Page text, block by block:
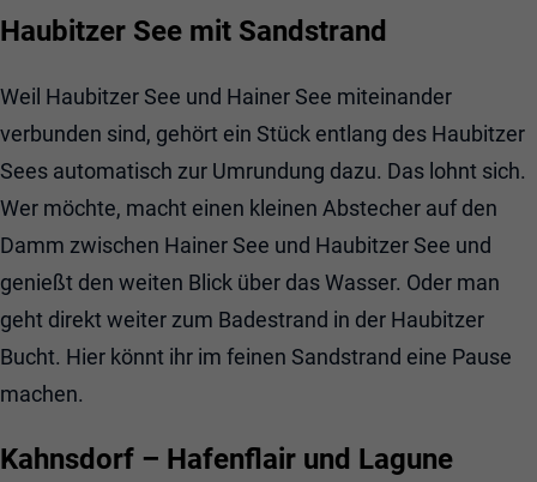
Haubitzer See mit Sandstrand
Weil Haubitzer See und Hainer See miteinander
verbunden sind, gehört ein Stück entlang des Haubitzer
Sees automatisch zur Umrundung dazu. Das lohnt sich.
Wer möchte, macht einen kleinen Abstecher auf den
Damm zwischen Hainer See und Haubitzer See und
genießt den weiten Blick über das Wasser. Oder man
geht direkt weiter zum Badestrand in der Haubitzer
Bucht. Hier könnt ihr im feinen Sandstrand eine Pause
machen.
Kahnsdorf – Hafenflair und Lagune